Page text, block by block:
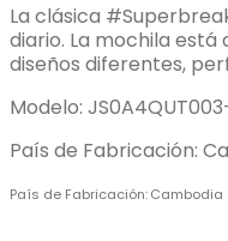
La clásica
diario. La mochila
diseños diferentes,
Modelo:
País de Fabricación:
País de Fabricación Cambodia